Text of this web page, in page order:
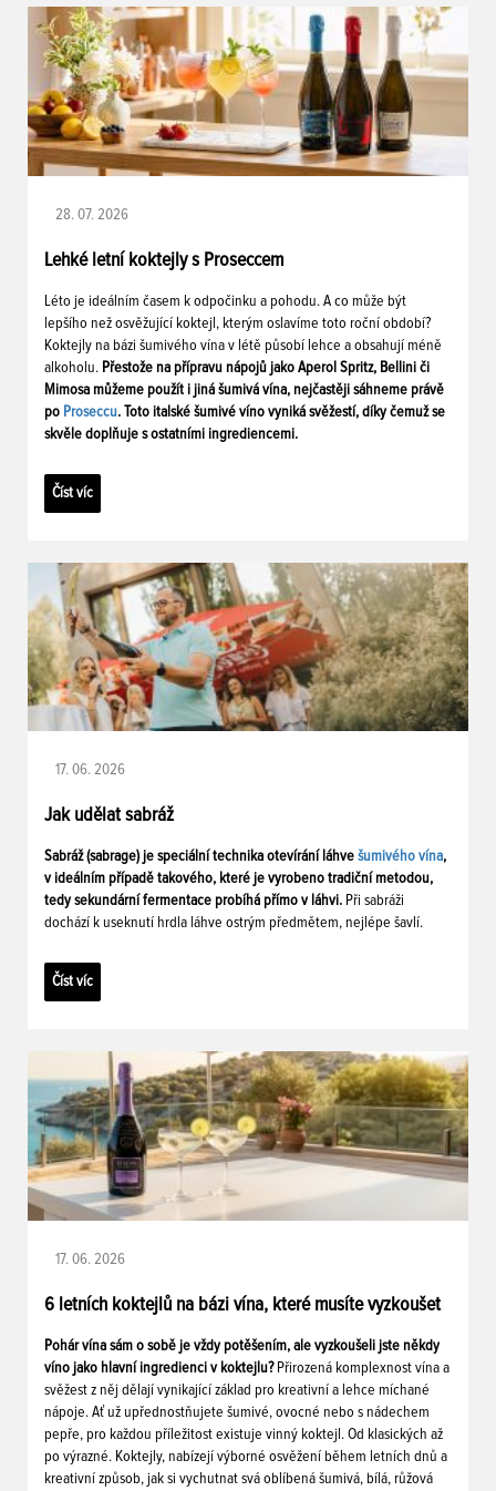
28. 07. 2026
Lehké letní koktejly s Proseccem
Léto je ideálním časem k odpočinku a pohodu. A co může být
lepšího než osvěžující koktejl, kterým oslavíme toto roční období?
Koktejly na bázi šumivého vína v létě působí lehce a obsahují méně
alkoholu. Přestože na přípravu nápojů jako Aperol Spritz, Bellini či
Mimosa můžeme použít i jiná šumivá vína, nejčastěji sáhneme právě
po Proseccu. Toto italské šumivé víno vyniká svěžestí, díky čemuž se
skvěle doplňuje s ostatními ingrediencemi.
Číst víc
17. 06. 2026
Jak udělat sabráž
Sabráž (sabrage) je speciální technika otevírání láhve šumivého vína,
v ideálním případě takového, které je vyrobeno tradiční metodou,
tedy sekundární fermentace probíhá přímo v láhvi. Při sabráži
dochází k useknutí hrdla láhve ostrým předmětem, nejlépe šavlí.
Číst víc
17. 06. 2026
6 letních koktejlů na bázi vína, které musíte vyzkoušet
Pohár vína sám o sobě je vždy potěšením, ale vyzkoušeli jste někdy
víno jako hlavní ingredienci v koktejlu? Přirozená komplexnost vína a
svěžest z něj dělají vynikající základ pro kreativní a lehce míchané
nápoje. Ať už upřednostňujete šumivé, ovocné nebo s nádechem
pepře, pro každou příležitost existuje vinný koktejl. Od klasických až
po výrazné. Koktejly, nabízejí výborné osvěžení během letních dnů a
kreativní způsob, jak si vychutnat svá oblíbená šumivá, bílá, růžová